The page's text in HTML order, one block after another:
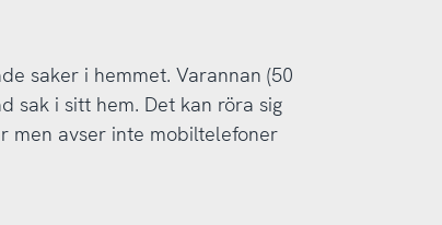
saker i hemmet. Varannan (50
sak i sitt hem. Det kan röra sig
men avser inte mobiltelefoner